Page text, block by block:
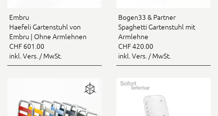
Embru
Haefeli Gartenstuhl von
Embru | Ohne Armlehnen
CHF 601.00
inkl. Vers. / MwSt.
Bogen33 & Partner
Spaghetti Gartenstuhl mit
Armlehne
CHF 420.00
inkl. Vers. / MwSt.